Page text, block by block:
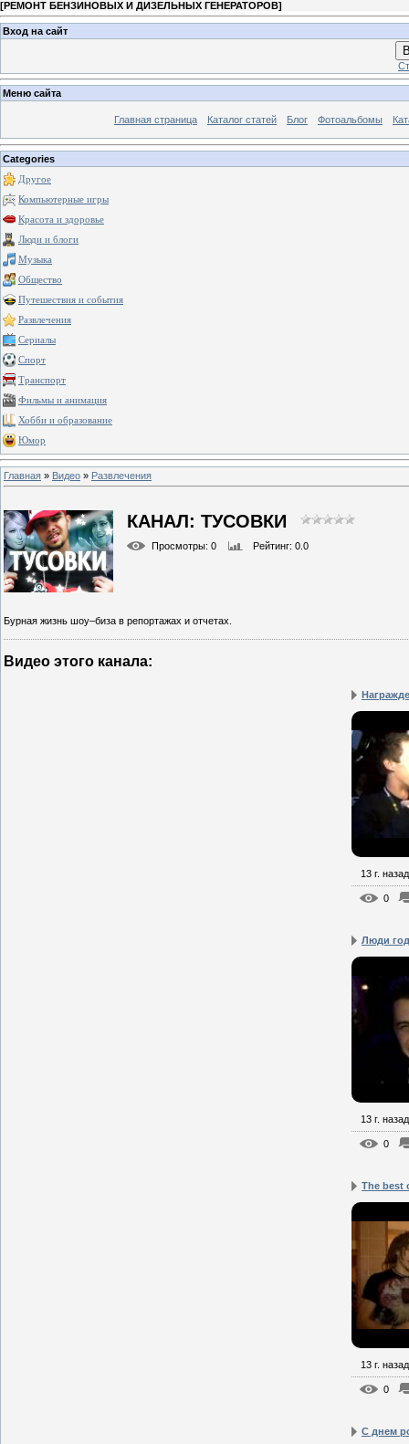
[РЕМОНТ БЕНЗИНОВЫХ И ДИЗЕЛЬНЫХ ГЕНЕРАТОРОВ]
Вход на сайт
Меню сайта
Главная страница Каталог статей Блог Фотоальбомы
Categories
Другое
Компьютерные игры
Красота и здоровье
Люди и блоги
Музыка
Общество
Путешествия и события
Развлечения
Сериалы
Спорт
Транспорт
Фильмы и анимация
Хобби и образование
Юмор
Главная » Видео » Развлечения
КАНАЛ: ТУСОВКИ
Просмотры: 0 Рейтинг: 0.0
Бурная жизнь шоу–биза в репортажах и отчетах.
Видео этого канала:
13 г. назад
0
Люди
13 г. назад
0
The best
13 г. назад
0
С днем